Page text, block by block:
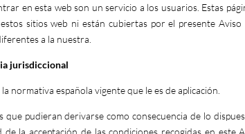
en esta web son un servicio a los usuarios. Estas
sitios web ni están cubiertas por el presente
a la nuestra.
jurisdiccional
normativa española vigente que le es de aplicación.
pudieran derivarse como consecuencia de lo
la acceptación de las condiciones recogidas en